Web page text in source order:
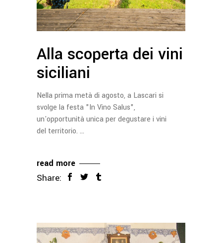
Alla scoperta dei vini
siciliani
Nella prima metà di agosto, a Lascari si
svolge la festa "In Vino Salus",
un'opportunità unica per degustare i vini
del territorio.
read more
Share: